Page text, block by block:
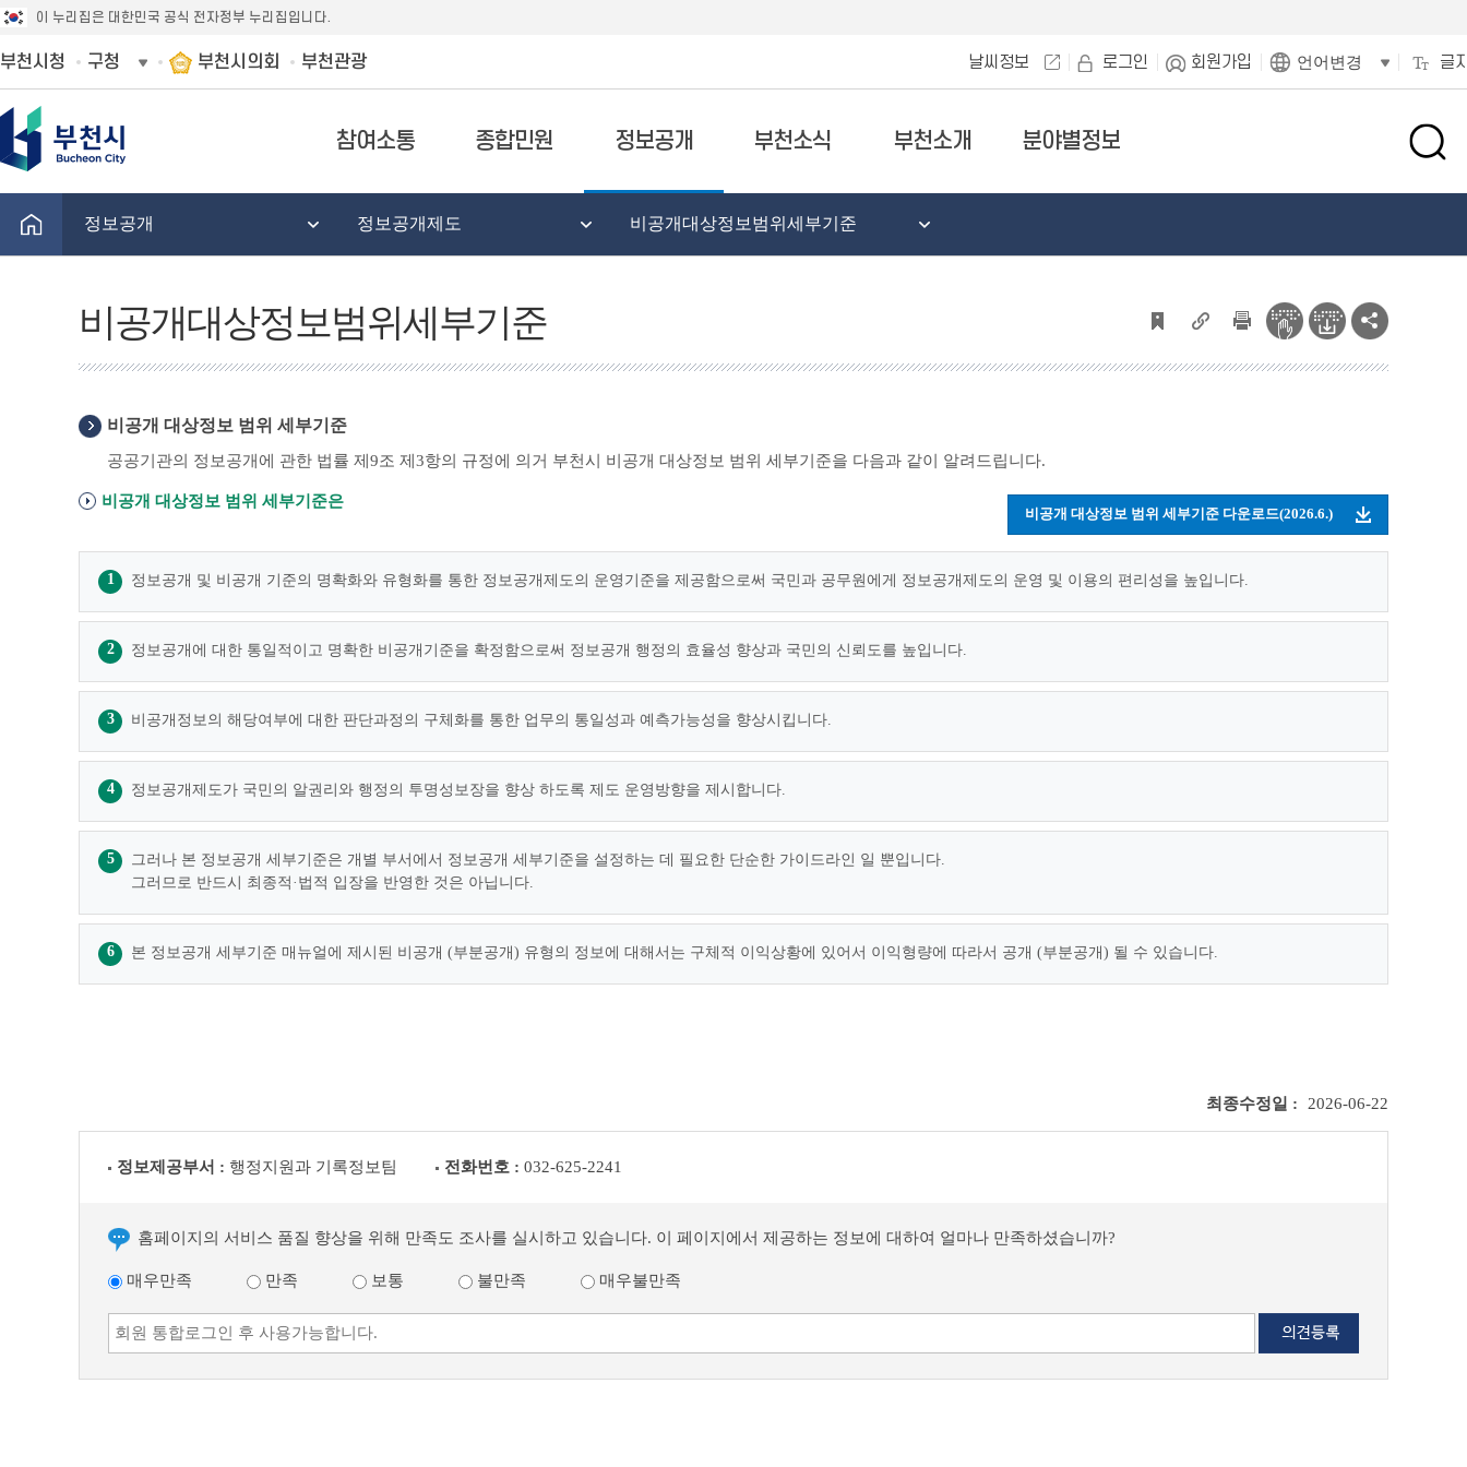
이 누리집은 대한민국 공식 전자정부 누리집입니다.
부천시청 구청 부천시의회 부천관광 날씨정보 로그인 회원가입 언어변경 글
참여소통 종합민원 정보공개 부천소식 부천소개 분야별정보
검
창
정보공개 정보공개제도 비공개대상정보범위세부기준
비공개대상정보범위세부기준
비공개 대상정보 범위 세부기준
공공기관의 정보공개에 관한 법률 제9조 제3항의 규정에 의거 부천시 비공개 대상정보 범위 세부기준을 다음과 같이 알려드립니다.
비공개 대상정보 범위 세부기준은
비공개 대상정보 범위 세부기준 다운로드(2026.6.)
1 정보공개 및 비공개 기준의 명확화와 유형화를 통한 정보공개제도의 운영기준을 제공함으로써 국민과 공무원에게 정보공개제도의 운영 및 이용의 편리성을 높입니다.
2 정보공개에 대한 통일적이고 명확한 비공개기준을 확정함으로써 정보공개 행정의 효율성 향상과 국민의 신뢰도를 높입니다.
3 비공개정보의 해당여부에 대한 판단과정의 구체화를 통한 업무의 통일성과 예측가능성을 향상시킵니다.
4 정보공개제도가 국민의 알권리와 행정의 투명성보장을 향상 하도록 제도 운영방향을 제시합니다.
5
그러나 본 정보공개 세부기준은 개별 부서에서 정보공개 세부기준을 설정하는 데 필요한 단순한 가이드라인 일 뿐입니다.
그러므로 반드시 최종적·법적 입장을 반영한 것은 아닙니다.
6 본 정보공개 세부기준 매뉴얼에 제시된 비공개 (부분공개) 유형의 정보에 대해서는 구체적 이익상황에 있어서 이익형량에 따라서 공개 (부분공개) 될 수 있습니다.
최종수정일 : 2026-06-22
정보제공부서 : 행정지원과 기록정보팀 전화번호 : 032-625-2241
홈페이지의 서비스 품질 향상을 위해 만족도 조사를 실시하고 있습니다. 이 페이지에서 제공하는 정보에 대하여 얼마나 만족하셨습니까?
매우만족 만족 보통 불만족 매우불만족